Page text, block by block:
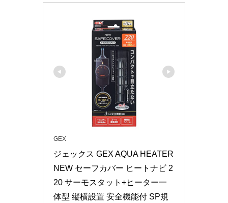
GEX
ジェックス GEX AQUA HEATER
NEW セーフカバー ヒートナビ 2
20 サーモスタット+ヒーター一
体型 縦横設置 安全機能付 SP規